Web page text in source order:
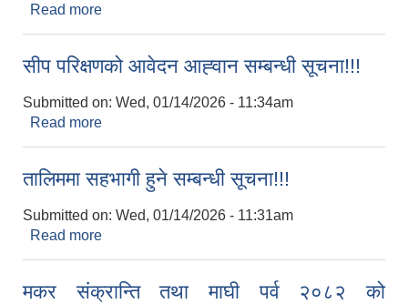
Read more
सीप परिक्षणको आवेदन आह्‍वान सम्बन्धी सूचना!!!
Submitted on: Wed, 01/14/2026 - 11:34am
Read more
तालिममा सहभागी हुने सम्बन्धी सूचना!!!
Submitted on: Wed, 01/14/2026 - 11:31am
Read more
मकर संक्रान्ति तथा माघी पर्व २०८२ को